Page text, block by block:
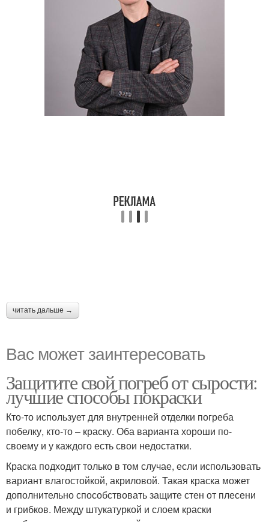
читать дальше →
Вас может заинтересовать
Защитите свой погреб от сырости:
лучшие способы покраски
Кто-то использует для внутренней отделки погреба
побелку, кто-то – краску. Оба варианта хороши по-
своему и у каждого есть свои недостатки.
Краска подходит только в том случае, если использовать
вариант влагостойкой, акриловой. Такая краска может
дополнительно способствовать защите стен от плесени
и грибков. Между штукатуркой и слоем краски